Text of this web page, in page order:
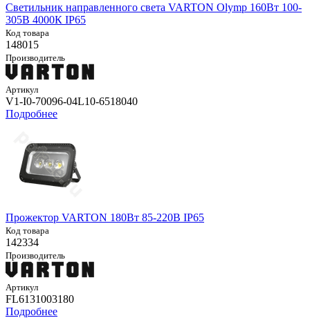
Светильник направленного света VARTON Olymp 160Вт 100-
305В 4000К IP65
Код товара
148015
Производитель
Артикул
V1-I0-70096-04L10-6518040
Подробнее
Прожектор VARTON 180Вт 85-220В IP65
Код товара
142334
Производитель
Артикул
FL6131003180
Подробнее